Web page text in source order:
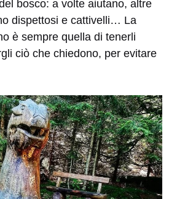
bosco: a volte aiutano, altre
dispettosi e cattivelli… La
è sempre quella di tenerli
ciò che chiedono, per evitare